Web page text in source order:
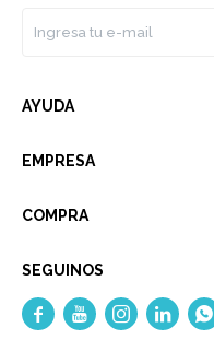
AYUDA
EMPRESA
COMPRA
SEGUINOS
    